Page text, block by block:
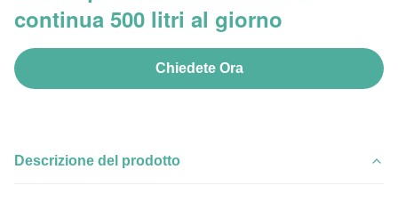
continua 500 litri al giorno
Chiedete Ora
Descrizione del prodotto